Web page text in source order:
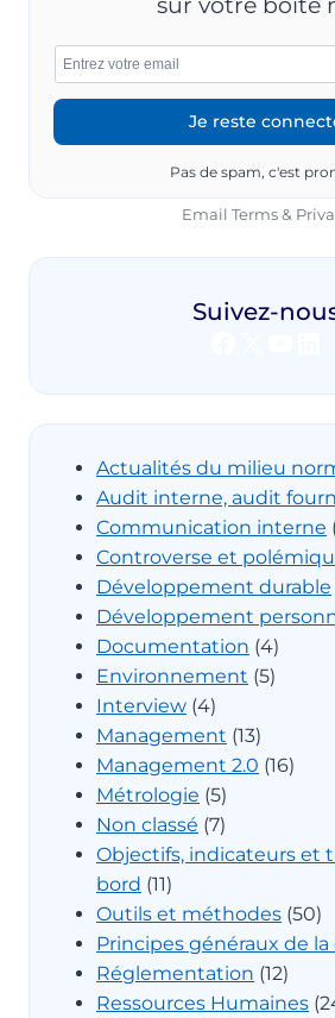
Pas de spam, c'est
Email Terms&
Suivez-
Actualités du milieu
Audit interne, audit
Communication interne
Controverse et
Développement durable
Développement
Documentation (4)
Environnement (5)
Interview (4)
Management (13)
Management 2.0 (16)
Métrologie (5)
Non classé (7)
Objectifs, indicateurs et
bord (11)
Outils et méthodes (50)
Principes généraux de
Réglementation (12)
Ressources Humaines